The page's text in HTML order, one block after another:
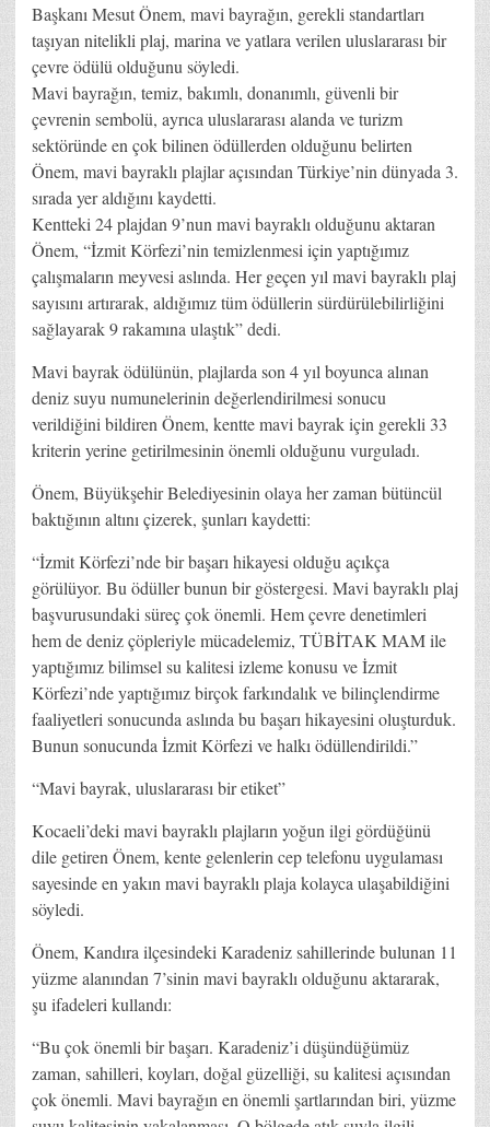
Başkanı Mesut Önem, mavi bayrağın, gerekli standartları
taşıyan nitelikli plaj, marina ve yatlara verilen uluslararası bir
çevre ödülü olduğunu söyledi.
Mavi bayrağın, temiz, bakımlı, donanımlı, güvenli bir
çevrenin sembolü, ayrıca uluslararası alanda ve turizm
sektöründe en çok bilinen ödüllerden olduğunu belirten
Önem, mavi bayraklı plajlar açısından Türkiye’nin dünyada 3.
sırada yer aldığını kaydetti.
Kentteki 24 plajdan 9’nun mavi bayraklı olduğunu aktaran
Önem, “İzmit Körfezi’nin temizlenmesi için yaptığımız
çalışmaların meyvesi aslında. Her geçen yıl mavi bayraklı plaj
sayısını artırarak, aldığımız tüm ödüllerin sürdürülebilirliğini
sağlayarak 9 rakamına ulaştık” dedi.
Mavi bayrak ödülünün, plajlarda son 4 yıl boyunca alınan
deniz suyu numunelerinin değerlendirilmesi sonucu
verildiğini bildiren Önem, kentte mavi bayrak için gerekli 33
kriterin yerine getirilmesinin önemli olduğunu vurguladı.
Önem, Büyükşehir Belediyesinin olaya her zaman bütüncül
baktığının altını çizerek, şunları kaydetti:
“İzmit Körfezi’nde bir başarı hikayesi olduğu açıkça
görülüyor. Bu ödüller bunun bir göstergesi. Mavi bayraklı plaj
başvurusundaki süreç çok önemli. Hem çevre denetimleri
hem de deniz çöpleriyle mücadelemiz, TÜBİTAK MAM ile
yaptığımız bilimsel su kalitesi izleme konusu ve İzmit
Körfezi’nde yaptığımız birçok farkındalık ve bilinçlendirme
faaliyetleri sonucunda aslında bu başarı hikayesini oluşturduk.
Bunun sonucunda İzmit Körfezi ve halkı ödüllendirildi.”
“Mavi bayrak, uluslararası bir etiket”
Kocaeli’deki mavi bayraklı plajların yoğun ilgi gördüğünü
dile getiren Önem, kente gelenlerin cep telefonu uygulaması
sayesinde en yakın mavi bayraklı plaja kolayca ulaşabildiğini
söyledi.
Önem, Kandıra ilçesindeki Karadeniz sahillerinde bulunan 11
yüzme alanından 7’sinin mavi bayraklı olduğunu aktararak,
şu ifadeleri kullandı:
“Bu çok önemli bir başarı. Karadeniz’i düşündüğümüz
zaman, sahilleri, koyları, doğal güzelliği, su kalitesi açısından
çok önemli. Mavi bayrağın en önemli şartlarından biri, yüzme